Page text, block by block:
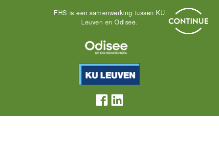
FHS is een samenwerking tussen KU
Leuven en Odisee.